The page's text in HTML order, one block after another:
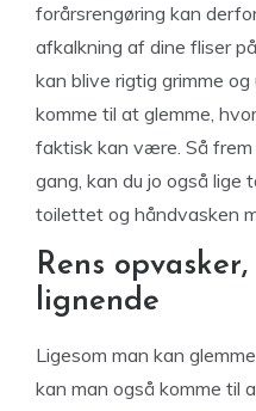
forårsrengøring kan
afkalkning af dine fliser
kan blive rigtig grimme
komme til at glemme,
faktisk kan være. Så frem
gang, kan du jo også lige
toilettet og håndvasken
Rens
lignende
Ligesom man kan
kan man også komme til